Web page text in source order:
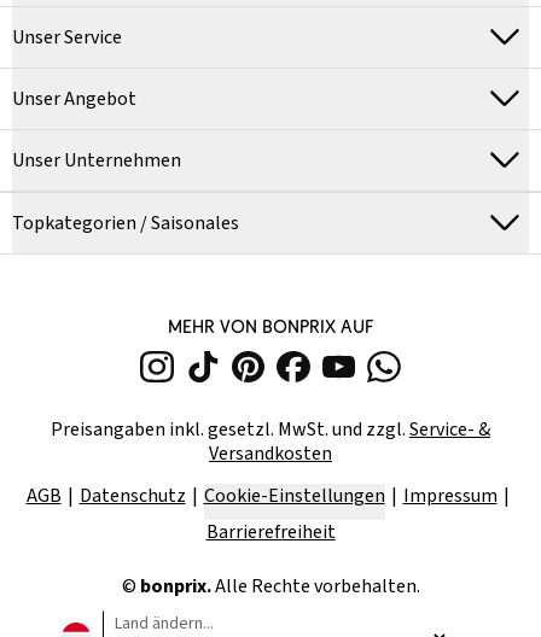
Unser Service
Unser Angebot
Unser Unternehmen
Topkategorien / Saisonales
MEHR VON BONPRIX AUF
Preisangaben inkl. gesetzl. MwSt. und zzgl.Service- &
Versandkosten
AGB
Datenschutz Cookie-Einstellungen
Impressum
Barrierefreiheit
© bonprix.Alle Rechte vorbehalten.
Land ändern...